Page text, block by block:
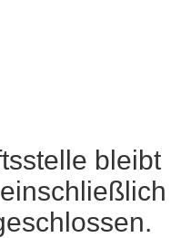
bleibt